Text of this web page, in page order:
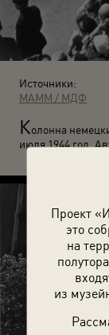
Проект
это
на
из
Источники:
МАММ / МДФ
Колонна
июля 1944 год.